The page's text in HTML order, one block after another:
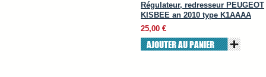
Régulateur, redresseur PEUGEOT
KISBEE an 2010 type K1AAAA
25,00 €
AJOUTER AU PANIER